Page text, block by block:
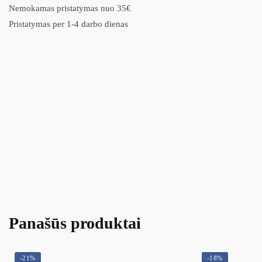
Nemokamas pristatymas nuo 35€
Pristatymas per 1-4 darbo dienas
Panašūs produktai
-21% -18%